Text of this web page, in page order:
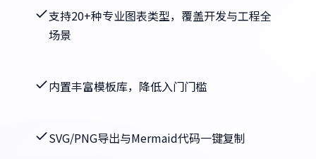
支持20+种专业图表类型，覆盖开发与工程全
场景
内置丰富模板库，降低入门门槛
SVG/PNG导出与Mermaid代码一键复制